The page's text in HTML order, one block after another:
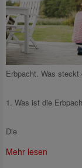
Erbpacht. Was steckt
1. Was ist die
Die
Mehr lesen